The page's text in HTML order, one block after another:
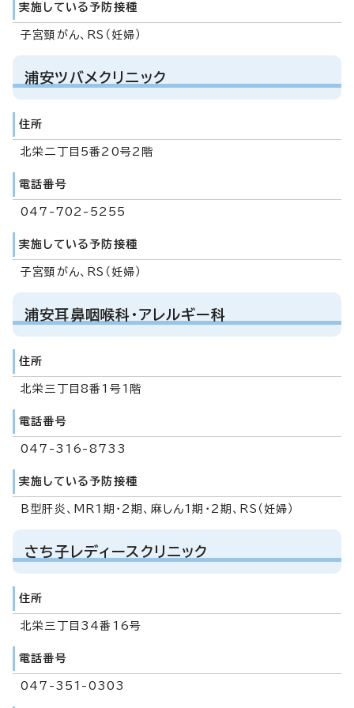
実施している予防接種
子宮頸がん、RS（妊婦）
浦安ツバメクリニック
住所
北栄二丁目5番20号2階
電話番号
047-702-5255
実施している予防接種
子宮頸がん、RS（妊婦）
浦安耳鼻咽喉科・アレルギー科
住所
北栄三丁目8番1号1階
電話番号
047-316-8733
実施している予防接種
B型肝炎、MR1期・2期、麻しん1期・2期、RS（妊婦）
さち子レディースクリニック
住所
北栄三丁目34番16号
電話番号
047-351-0303